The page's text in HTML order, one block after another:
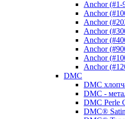
Anchor (#1-
Anchor
Anchor
Anchor
Anchor
Anchor
Anchor
Anchor
DMC
DMC
DMC -
DMC Perle
DMC®